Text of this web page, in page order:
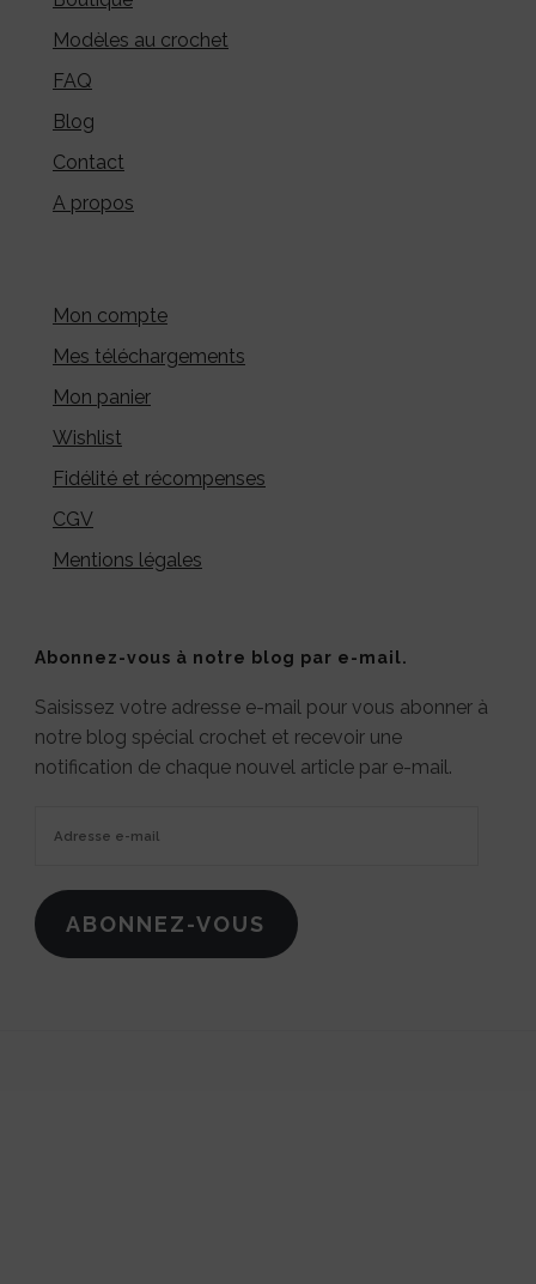
Modèles au crochet
FAQ
Blog
Contact
A propos
Mon compte
Mes téléchargements
Mon panier
Wishlist
Fidélité et récompenses
CGV
Mentions légales
Abonnez-vous à notre blog par e-mail.
Saisissez votre adresse e-mail pour vous abonner à
notre blog spécial crochet et recevoir une
notification de chaque nouvel article par e-mail.
ABONNEZ-VOUS